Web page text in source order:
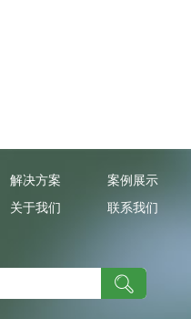
解决方案
案例展示
关于我们
联系我们